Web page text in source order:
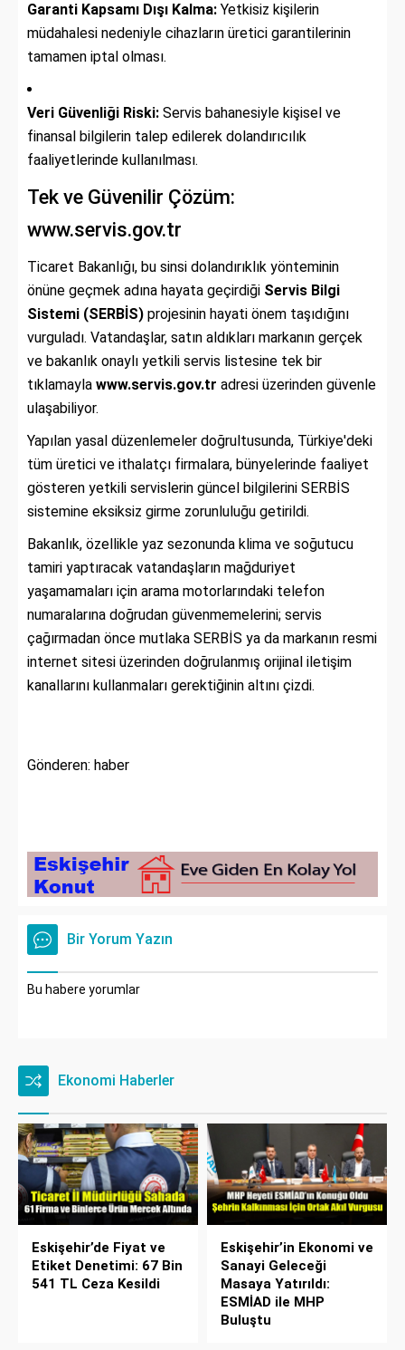
Garanti Kapsamı Dışı Kalma: Yetkisiz kişilerin
müdahalesi nedeniyle cihazların üretici garantilerinin
tamamen iptal olması.
Veri Güvenliği Riski: Servis bahanesiyle kişisel ve
finansal bilgilerin talep edilerek dolandırıcılık
faaliyetlerinde kullanılması.
Tek ve Güvenilir Çözüm:
www.servis.gov.tr
Ticaret Bakanlığı, bu sinsi dolandırıklık yönteminin
önüne geçmek adına hayata geçirdiği Servis Bilgi
Sistemi (SERBİS) projesinin hayati önem taşıdığını
vurguladı. Vatandaşlar, satın aldıkları markanın gerçek
ve bakanlık onaylı yetkili servis listesine tek bir
tıklamayla www.servis.gov.tr adresi üzerinden güvenle
ulaşabiliyor.
Yapılan yasal düzenlemeler doğrultusunda, Türkiye'deki
tüm üretici ve ithalatçı firmalara, bünyelerinde faaliyet
gösteren yetkili servislerin güncel bilgilerini SERBİS
sistemine eksiksiz girme zorunluluğu getirildi.
Bakanlık, özellikle yaz sezonunda klima ve soğutucu
tamiri yaptıracak vatandaşların mağduriyet
yaşamamaları için arama motorlarındaki telefon
numaralarına doğrudan güvenmemelerini; servis
çağırmadan önce mutlaka SERBİS ya da markanın resmi
internet sitesi üzerinden doğrulanmış orijinal iletişim
kanallarını kullanmaları gerektiğinin altını çizdi.
Gönderen: haber
Bir Yorum Yazın
Bu habere yorumlar
Ekonomi Haberler
Eskişehir’de Fiyat ve
Etiket Denetimi: 67 Bin
541 TL Ceza Kesildi
Eskişehir’in Ekonomi ve
Sanayi Geleceği
Masaya Yatırıldı:
ESMİAD ile MHP
Buluştu